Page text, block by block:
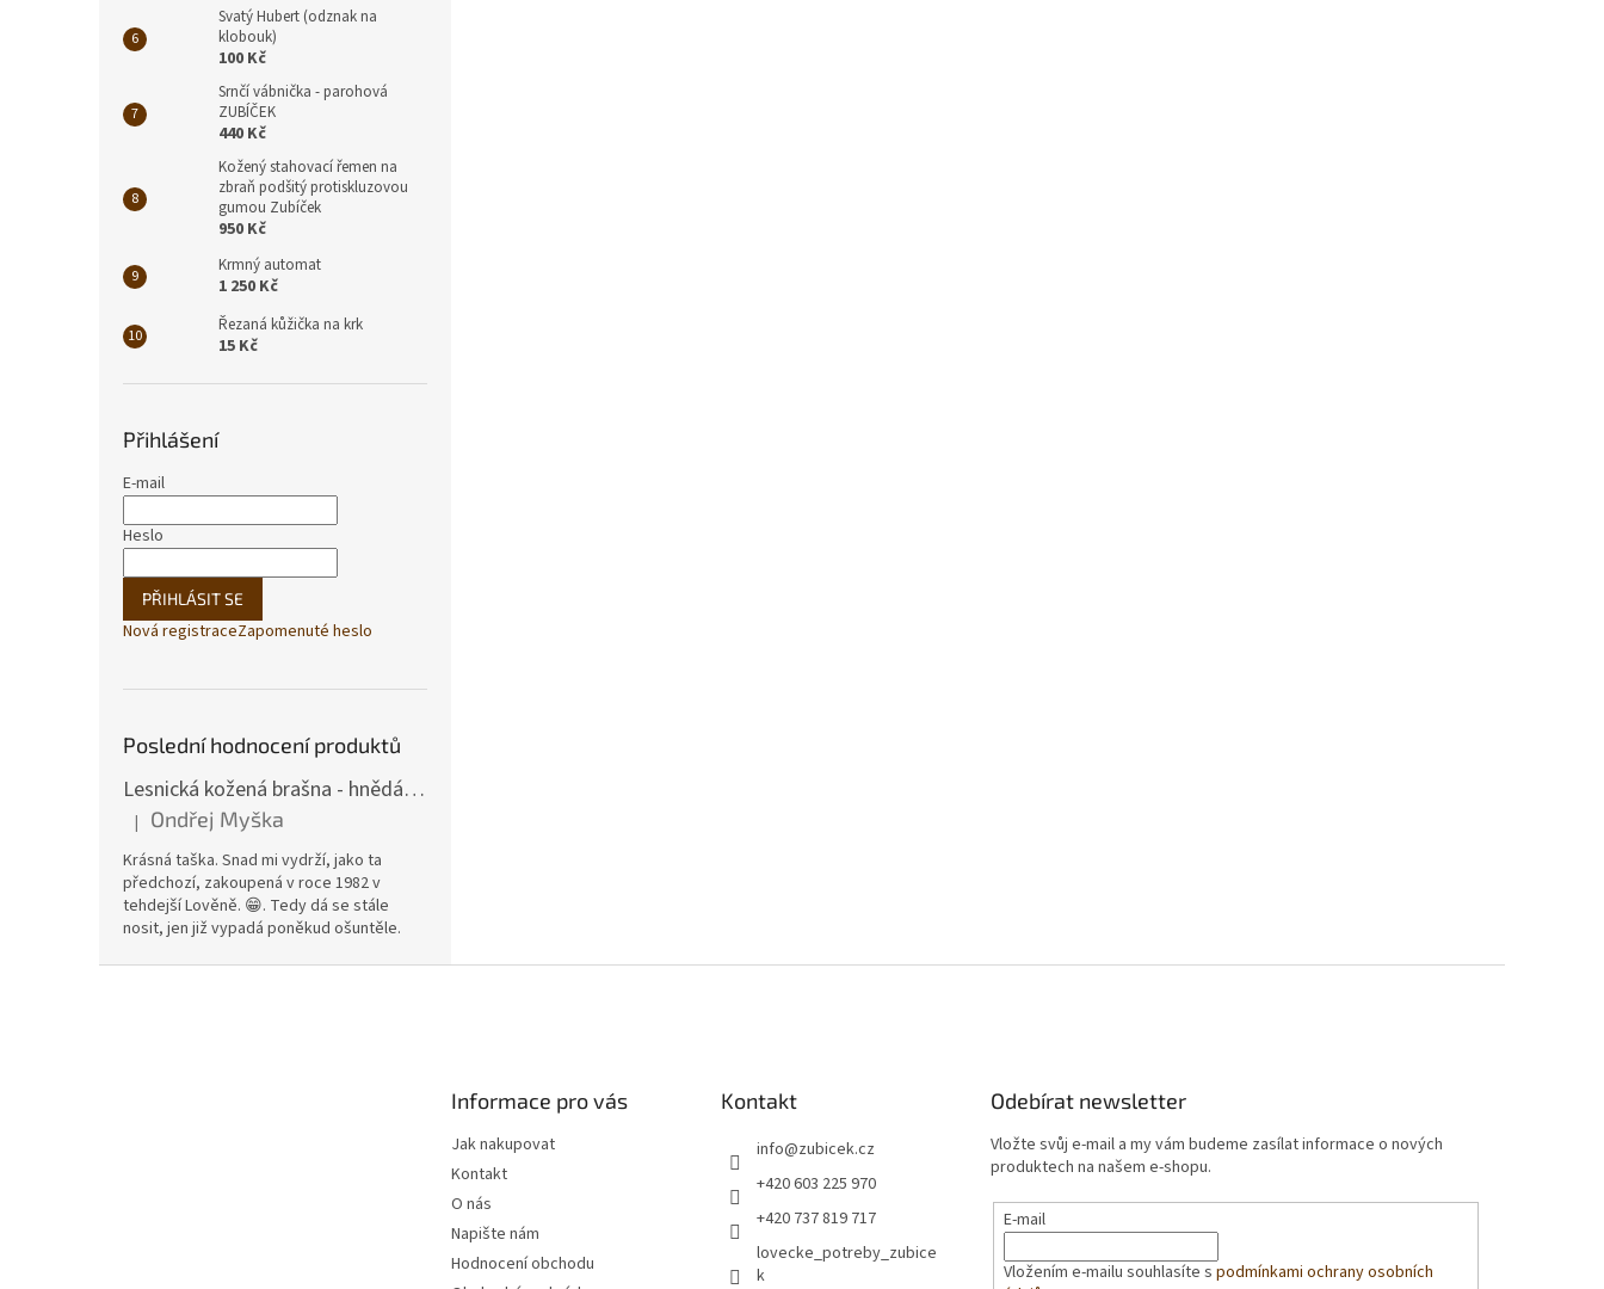
Svatý Hubert (odznak na
klobouk)
100 Kč
Srnčí vábnička - parohová
ZUBÍČEK
440 Kč
Kožený stahovací řemen na
zbraň podšitý protiskluzovou
gumou Zubíček
950 Kč
Krmný automat
1 250 Kč
Řezaná kůžička na krk
15 Kč
Přihlášení
E-mail
Heslo
PŘIHLÁSIT SE
Nová registraceZapomenuté heslo
Poslední hodnocení produktů
Lesnická kožená brašna - hnědá hovězina
Hodnocení produktu je 5 z 5 hvězdiček.
| Ondřej Myška
Krásná taška. Snad mi vydrží, jako ta
předchozí, zakoupená v roce 1982 v
tehdejší Lověně. 😁. Tedy dá se stále
nosit, jen již vypadá poněkud ošuntěle.
Informace pro vás
Jak nakupovat
Kontakt
O nás
Napište nám
Hodnocení obchodu
Kontakt
info@zubicek.cz
+420 603 225 970
+420 737 819 717
lovecke_potreby_zubice
k
Odebírat newsletter
Vložte svůj e-mail a my vám budeme zasílat informace o nových
produktech na našem e-shopu.
E-mail
Vložením e-mailu souhlasíte spodmínkami ochrany osobních